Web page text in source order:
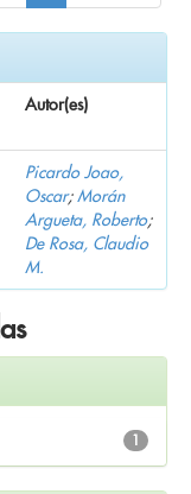
Autor(es)
Picardo Joao,
Oscar;Morán
Argueta, Roberto;
De Rosa, Claudio
M.
1